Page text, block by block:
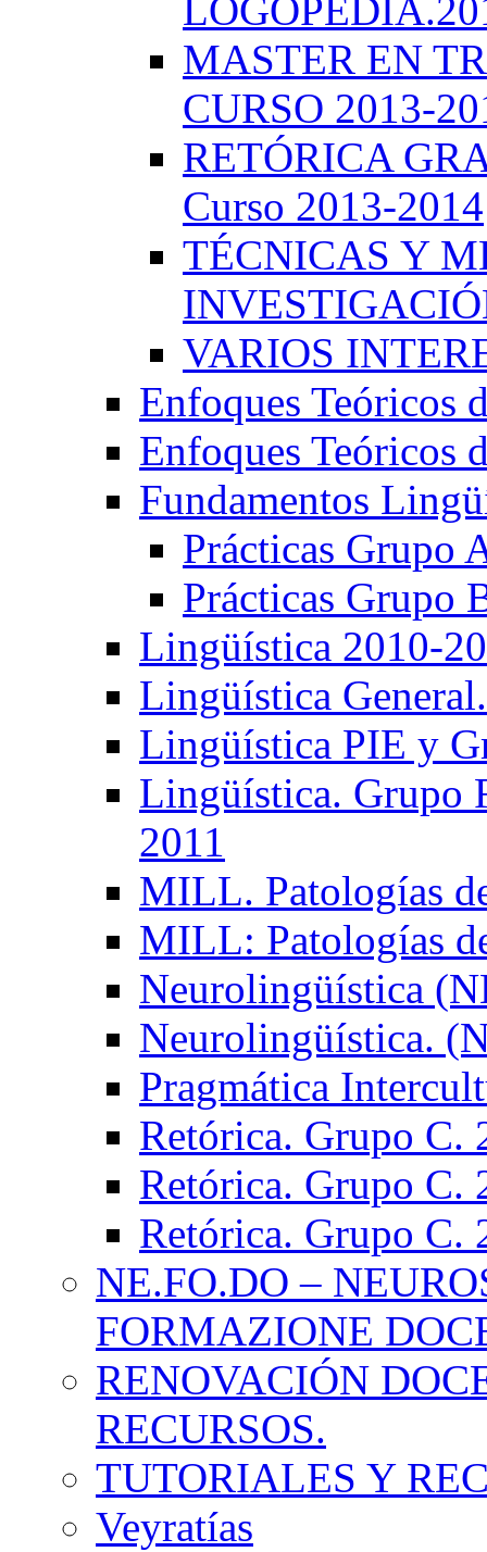
MASTER EN
CURSO 2013-
RETÓRICA
Curso 2013-2014
TÉCNICAS Y
VARIOS
Enfoques Teóricos
Enfoques Teóricos
Fundamentos
Prácticas Grupo
Prácticas Grupo
Lingüística 2010-
Lingüística
Lingüística PIE y
Lingüística. Grupo
2011
MILL. Patologías
MILL: Patologías
Neurolingüística
Neurolingüística.
Pragmática
Retórica. Grupo C.
Retórica. Grupo C.
Retórica. Grupo C.
NE.FO.DO –
FORMAZIONE
RENOVACIÓN
RECURSOS.
TUTORIALES Y
Veyratías